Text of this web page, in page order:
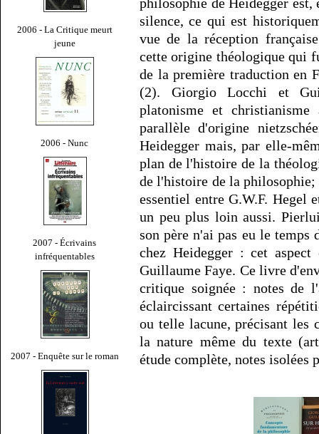
2006 - La Critique meurt
jeune
2006 - Nunc
2007 - Écrivains
infréquentables
2007 - Enquête sur le roman
silence, ce qui est
vue de la réception
cette origine théologique qui
de la première traduction en
(2). Giorgio Locchi et
platonisme et
parallèle d'origine
Heidegger mais, par elle-
plan de l'histoire de la
de l'histoire de la
essentiel entre G.W.F. Hegel
un peu plus loin aussi.
son père n'ai pas eu le temps
chez Heidegger : cet
Guillaume Faye. Ce livre
critique soignée : notes de
éclaircissant certaines
ou telle lacune, précisant les
la nature même du texte
étude complète, notes isolées